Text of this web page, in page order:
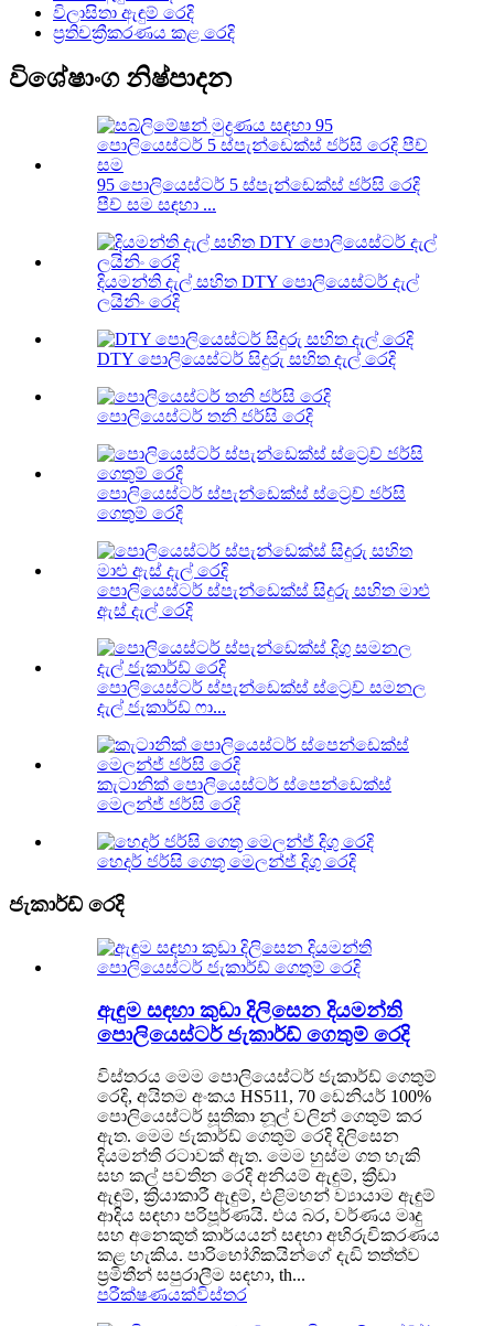
විලාසිතා ඇඳුම් රෙදි
ප්‍රතිචක්‍රීකරණය කළ රෙදි
විශේෂාංග නිෂ්පාදන
95 පොලියෙස්ටර් 5 ස්පැන්ඩෙක්ස් ජර්සි රෙදි
පීච් සම සඳහා ...
දියමන්ති දැල් සහිත DTY පොලියෙස්ටර් දැල්
ලයිනිං රෙදි
DTY පොලියෙස්ටර් සිදුරු සහිත දැල් රෙදි
පොලියෙස්ටර් තනි ජර්සි රෙදි
පොලියෙස්ටර් ස්පැන්ඩෙක්ස් ස්ට්‍රෙච් ජර්සි
ගෙතුම් රෙදි
පොලියෙස්ටර් ස්පැන්ඩෙක්ස් සිදුරු සහිත මාළු
ඇස් දැල් රෙදි
පොලියෙස්ටර් ස්පැන්ඩෙක්ස් ස්ට්‍රෙච් සමනල
දැල් ජැකාර්ඩ් ෆා...
කැටානික් පොලියෙස්ටර් ස්පෙන්ඩෙක්ස්
මෙලන්ජ් ජර්සි රෙදි
හෙදර් ජර්සි ගෙතූ මෙලන්ජ් දිගු රෙදි
ජැකාර්ඩ් රෙදි
ඇඳුම සඳහා කුඩා දිලිසෙන දියමන්ති
පොලියෙස්ටර් ජැකාර්ඩ් ගෙතුම් රෙදි
විස්තරය මෙම පොලියෙස්ටර් ජැකාර්ඩ් ගෙතුම්
රෙදි, අයිතම අංකය HS511, 70 ඩෙනියර් 100%
පොලියෙස්ටර් සූතිකා නූල් වලින් ගෙතුම් කර
ඇත. මෙම ජැකාර්ඩ් ගෙතුම් රෙදි දිලිසෙන
දියමන්ති රටාවක් ඇත. මෙම හුස්ම ගත හැකි
සහ කල් පවතින රෙදි අනියම් ඇඳුම්, ක්‍රීඩා
ඇඳුම්, ක්‍රියාකාරී ඇඳුම්, එළිමහන් ව්‍යායාම ඇඳුම්
ආදිය සඳහා පරිපූර්ණයි. එය බර, වර්ණය මෘදු
සහ අනෙකුත් කාර්යයන් සඳහා අභිරුචිකරණය
කළ හැකිය. පාරිභෝගිකයින්ගේ දැඩි තත්ත්ව
ප්‍රමිතීන් සපුරාලීම සඳහා, th...
පරීක්ෂණයක්විස්තර